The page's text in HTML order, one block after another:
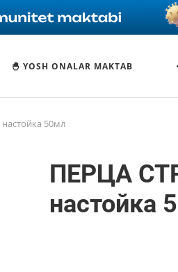
🐣 YOSH ONALAR MAKTAB
50мл
ПЕРЦА
настойка